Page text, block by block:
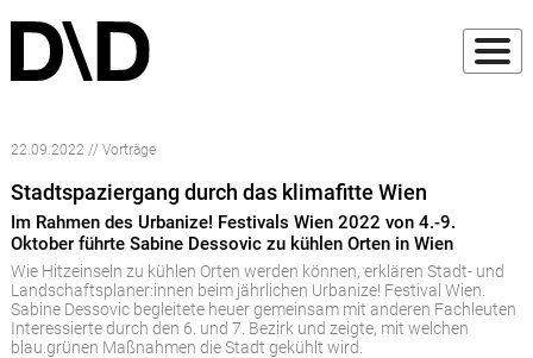
22.09.2022 // Vorträge
Stadtspaziergang durch das klimafitte Wien
Im Rahmen des Urbanize! Festivals Wien 2022 von 4.-9.
Oktober führte Sabine Dessovic zu kühlen Orten in Wien
Wie Hitzeinseln zu kühlen Orten werden können, erklären Stadt- und
Landschaftsplaner:innen beim jährlichen Urbanize! Festival Wien.
Sabine Dessovic begleitete heuer gemeinsam mit anderen Fachleuten
Interessierte durch den 6. und 7. Bezirk und zeigte, mit welchen
blau.grünen Maßnahmen die Stadt gekühlt wird.